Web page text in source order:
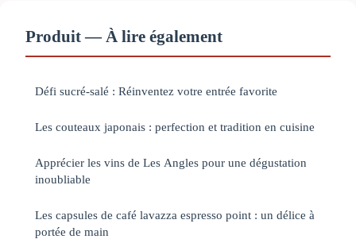
Produit — À lire également
Défi sucré-salé : Réinventez votre entrée favorite
Les couteaux japonais : perfection et tradition en cuisine
Apprécier les vins de Les Angles pour une dégustation
inoubliable
Les capsules de café lavazza espresso point : un délice à
portée de main